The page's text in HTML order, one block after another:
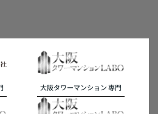
大阪タワーマンション 専門